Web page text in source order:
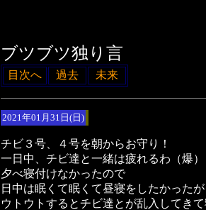
ブツブツ独り言
目次へ 過去 未来
2021年01月31日(日)
チビ３号、４号を朝からお守り！
一日中、チビ達と一緒は疲れるわ（爆）
夕べ寝付けなかったので
日中は眠くて眠くて昼寝をしたかったが
ウトウトするとチビ達とが乱入してき